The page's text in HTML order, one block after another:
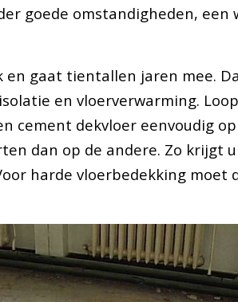
goede omstandigheden, een
en gaat tientallen jaren mee.
en vloerverwarming.
cement dekvloer eenvoudig
dan op de andere. Zo krijgt
harde vloerbedekking moet